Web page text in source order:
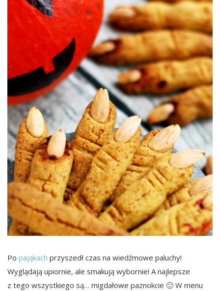
Po pająkach przyszedł czas na wiedźmowe paluchy!
Wyglądają upiornie, ale smakują wybornie! A najlepsze
z tego wszystkiego są… migdałowe paznokcie 🙂 W menu